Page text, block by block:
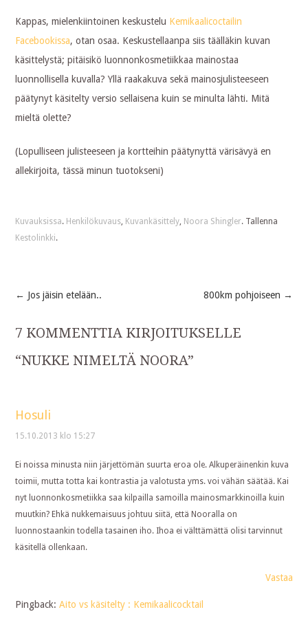
Kappas, mielenkiintoinen keskustelu Kemikaalicoctailin
Facebookissa, otan osaa. Keskustellaanpa siis täälläkin kuvan
käsittelystä; pitäisikö luonnonkosmetiikkaa mainostaa
luonnollisella kuvalla? Yllä raakakuva sekä mainosjulisteeseen
päätynyt käsitelty versio sellaisena kuin se minulta lähti. Mitä
mieltä olette?
(Lopulliseen julisteeseen ja kortteihin päätynyttä värisävyä en
allekirjoita, tässä minun tuotokseni)
Kuvauksissa. Henkilökuvaus, Kuvankäsittely, Noora Shingler. Tallenna
Kestolinkki.
Post
navigation
← Jos jäisin etelään.. 800km pohjoiseen →
7 KOMMENTTIA KIRJOITUKSELLE
“NUKKE NIMELTÄ NOORA”
Hosuli
15.10.2013 klo 15:27
Ei noissa minusta niin järjettömän suurta eroa ole. Alkuperäinenkin kuva
toimii, mutta totta kai kontrastia ja valotusta yms. voi vähän säätää. Kai
nyt luonnonkosmetiikka saa kilpailla samoilla mainosmarkkinoilla kuin
muutkin? Ehkä nukkemaisuus johtuu siitä, että Nooralla on
luonnostaankin todella tasainen iho. Ihoa ei välttämättä olisi tarvinnut
käsitellä ollenkaan.
Vastaa
Pingback:Aito vs käsitelty : Kemikaalicocktail